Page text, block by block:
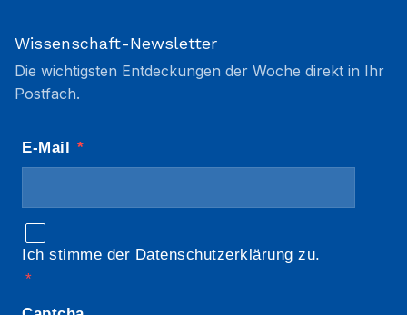
Wissenschaft-Newsletter
Die wichtigsten Entdeckungen der Woche direkt in Ihr
Postfach.